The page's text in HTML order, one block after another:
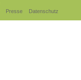
Presse Datenschutz